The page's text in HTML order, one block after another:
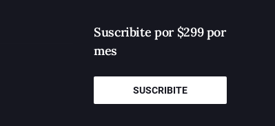
Suscribite por $299 por
mes
SUSCRIBITE